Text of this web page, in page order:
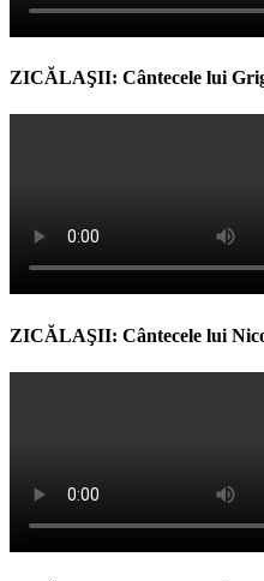
ZICĂLAŞII: Cântecele lui
ZICĂLAŞII: Cântecele lui